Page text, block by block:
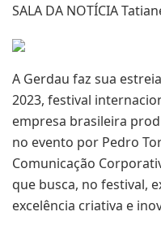
SALA DA NOTÍCIA
A Gerdau faz sua
2023, festival
empresa brasileira
no evento por Pedro
Comunicação
que busca, no festival,
excelência criativa e